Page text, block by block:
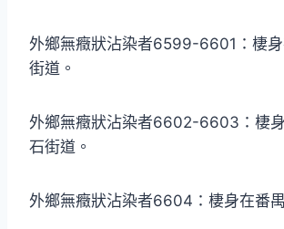
外鄉無癥狀沾染者6599-6601：棲
街道。
外鄉無癥狀沾染者6602-6603：棲
石街道。
外鄉無癥狀沾染者6604：棲身在番